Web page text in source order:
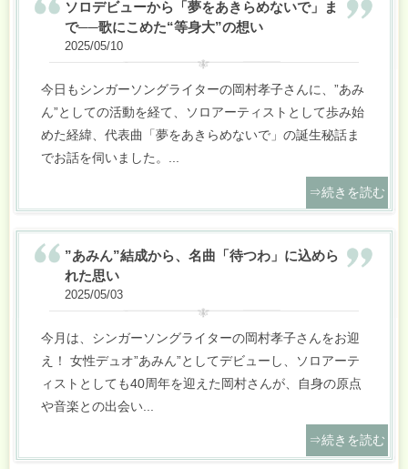
ソロデビューから「夢をあきらめないで」ま
で──歌にこめた“等身大”の想い
2025/05/10
今日もシンガーソングライターの岡村孝子さんに、”あみ
ん”としての活動を経て、ソロアーティストとして歩み始
めた経緯、代表曲「夢をあきらめないで」の誕生秘話ま
でお話を伺いました。 ...
⇒続きを読む
”あみん”結成から、名曲「待つわ」に込めら
れた思い
2025/05/03
今月は、シンガーソングライターの岡村孝子さんをお迎
え！
女性デュオ”あみん”としてデビューし、ソロアーテ
ィストとしても40周年を迎えた岡村さんが、自身の原点
や音楽との出会い
⇒続きを読む